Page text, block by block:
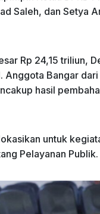
Saleh, dan Setya
Rp 24,15 triliun,
Anggota Bangar dari
hasil
untuk
Pelayanan Publik.